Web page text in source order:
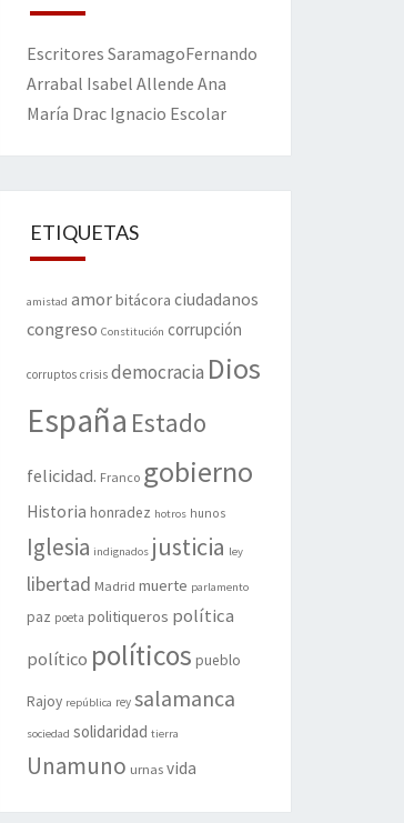
Escritores SaramagoFernando
Arrabal Isabel Allende Ana
María Drac Ignacio Escolar
ETIQUETAS
amistad amorbitácora ciudadanos
congreso Constitución corrupción
corruptos crisis democracia Dios
España Estado
felicidad. Franco gobierno
Historia honradez hotros hunos
Iglesia indignados justicia ley
libertad Madrid muerte parlamento
paz poeta politiqueros política
político políticos pueblo
Rajoy república rey salamanca
sociedad solidaridad tierra
Unamuno urnas vida